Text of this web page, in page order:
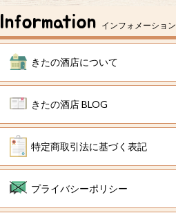
Information インフォメーション
きたの酒店について
きたの酒店 BLOG
特定商取引法に基づく表記
プライバシーポリシー